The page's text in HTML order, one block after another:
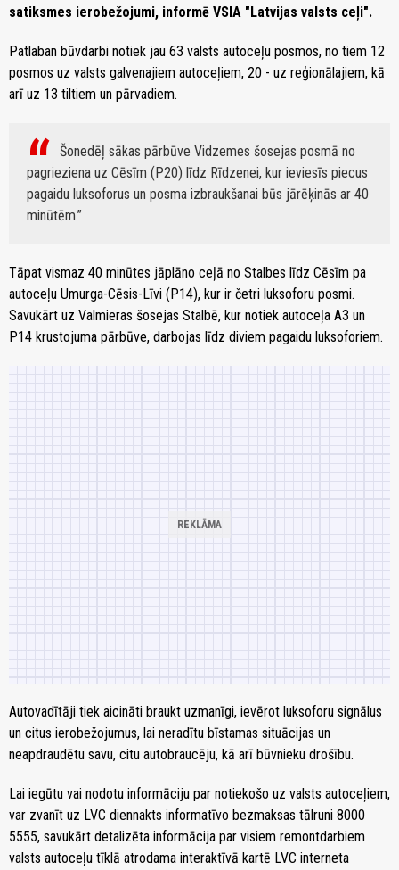
satiksmes ierobežojumi, informē VSIA "Latvijas valsts ceļi".
Patlaban būvdarbi notiek jau 63 valsts autoceļu posmos, no tiem 12
posmos uz valsts galvenajiem autoceļiem, 20 - uz reģionālajiem, kā
arī uz 13 tiltiem un pārvadiem.
Šonedēļ sākas pārbūve Vidzemes šosejas posmā no
pagrieziena uz Cēsīm (P20) līdz Rīdzenei, kur ieviesīs piecus
pagaidu luksoforus un posma izbraukšanai būs jārēķinās ar 40
minūtēm.
Tāpat vismaz 40 minūtes jāplāno ceļā no Stalbes līdz Cēsīm pa
autoceļu Umurga-Cēsis-Līvi (P14), kur ir četri luksoforu posmi.
Savukārt uz Valmieras šosejas Stalbē, kur notiek autoceļa A3 un
P14 krustojuma pārbūve, darbojas līdz diviem pagaidu luksoforiem.
Autovadītāji tiek aicināti braukt uzmanīgi, ievērot luksoforu signālus
un citus ierobežojumus, lai neradītu bīstamas situācijas un
neapdraudētu savu, citu autobraucēju, kā arī būvnieku drošību.
Lai iegūtu vai nodotu informāciju par notiekošo uz valsts autoceļiem,
var zvanīt uz LVC diennakts informatīvo bezmaksas tālruni 8000
5555, savukārt detalizēta informācija par visiem remontdarbiem
valsts autoceļu tīklā atrodama interaktīvā kartē LVC interneta